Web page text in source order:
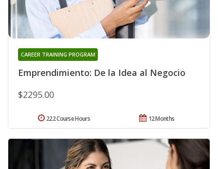
Emprendimiento: De la Idea al Negocio
CAREER TRAINING PROGRAM
$2295.00
12 Months
222 Course Hours